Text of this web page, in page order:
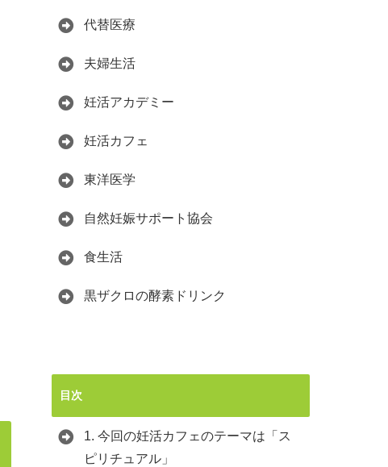
代替医療
夫婦生活
妊活アカデミー
妊活カフェ
東洋医学
自然妊娠サポート協会
食生活
黒ザクロの酵素ドリンク
目次
1. 今回の妊活カフェのテーマは「ス
ピリチュアル」